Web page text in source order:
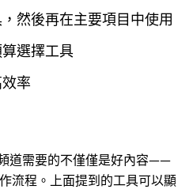
然後再在主要項目中使用
選擇工具
率
道需要的不僅僅是好內容——
流程。上面提到的工具可以顯